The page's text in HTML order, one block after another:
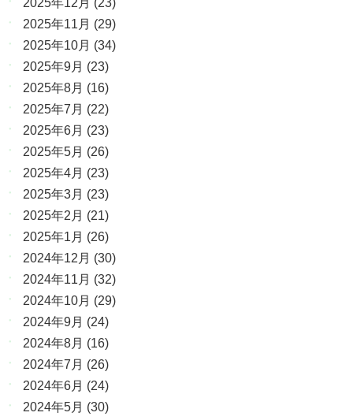
2025年12月 (23)
2025年11月 (29)
2025年10月 (34)
2025年9月 (23)
2025年8月 (16)
2025年7月 (22)
2025年6月 (23)
2025年5月 (26)
2025年4月 (23)
2025年3月 (23)
2025年2月 (21)
2025年1月 (26)
2024年12月 (30)
2024年11月 (32)
2024年10月 (29)
2024年9月 (24)
2024年8月 (16)
2024年7月 (26)
2024年6月 (24)
2024年5月 (30)